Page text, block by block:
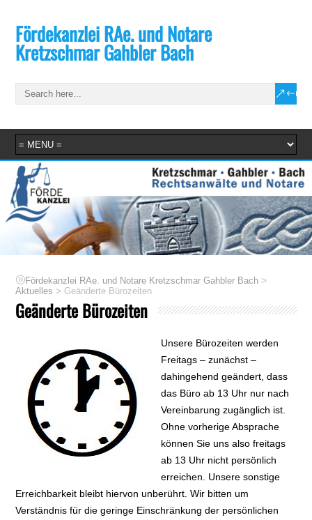
Fördekanzlei RAe. und Notare
Kretzschmar Gahbler Bach
Fördekanzlei RAe. und Notare Kretzschmar Gahbler Bach >
Aktuelles > Geänderte Bürozeiten
Geänderte Bürozeiten
Unsere Bürozeiten werden
Freitags – zunächst –
dahingehend geändert, dass
das Büro ab 13 Uhr nur nach
Vereinbarung zugänglich ist.
Ohne vorherige Absprache
können Sie uns also freitags
ab 13 Uhr nicht persönlich
erreichen. Unsere sonstige
Erreichbarkeit bleibt hiervon unberührt. Wir bitten um
Verständnis für die geringe Einschränkung der persönlichen